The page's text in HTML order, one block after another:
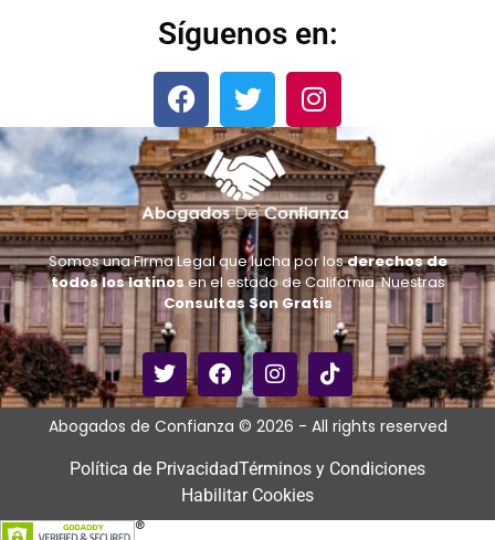
Síguenos en:
Somos una Firma Legal que lucha por losderechos de
todos los latinosen el estado de California. Nuestras
Consultas Son Gratis
Abogados de Confianza © 2026 - All rights reserved
Política de PrivacidadTérminos y Condiciones
Habilitar Cookies